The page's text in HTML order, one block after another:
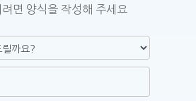
면 양식을 작성해 주세요